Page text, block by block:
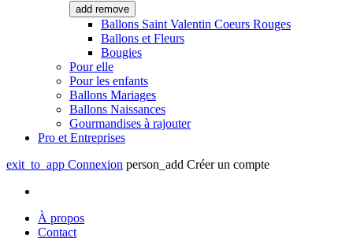
add remove
Ballons Saint Valentin Coeurs Rouges
Ballons et Fleurs
Bougies
Pour elle
Pour les enfants
Ballons Mariages
Ballons Naissances
Gourmandises à rajouter
Pro et Entreprises
exit_to_app Connexion person_add Créer un compte
À propos
Contact